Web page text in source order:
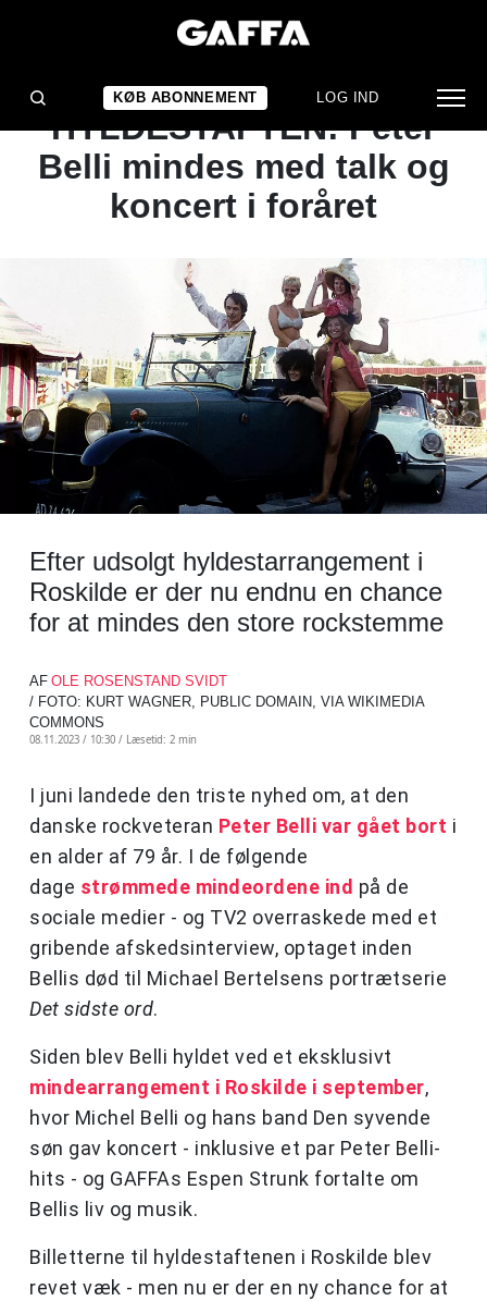
KØB ABONNEMENT LOG IND
NYHED
EFTER UDSOLGT
HYLDESTAFTEN: Peter
Belli mindes med talk og
koncert i foråret
Efter udsolgt hyldestarrangement i
Roskilde er der nu endnu en chance
for at mindes den store rockstemme
AF OLE ROSENSTAND SVIDT
/ FOTO: KURT WAGNER, PUBLIC DOMAIN, VIA WIKIMEDIA
COMMONS
08.11.2023 / 10:30 / Læsetid: 2 min
I juni landede den triste nyhed om, at den
danske rockveteran Peter Belli var gået bort i
en alder af 79 år. I de følgende
dage strømmede mindeordene ind på de
sociale medier - og TV2 overraskede med et
gribende afskedsinterview, optaget inden
Bellis død til Michael Bertelsens portrætserie
Det sidste ord.
Siden blev Belli hyldet ved et eksklusivt
mindearrangement i Roskilde i september,
hvor Michel Belli og hans band Den syvende
søn gav koncert - inklusive et par Peter Belli-
hits - og GAFFAs Espen Strunk fortalte om
Bellis liv og musik.
Billetterne til hyldestaftenen i Roskilde blev
revet væk - men nu er der en ny chance for at